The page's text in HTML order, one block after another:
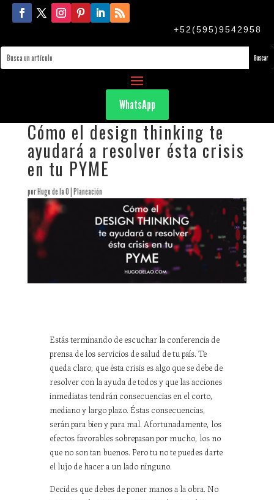
+52(595)9542958
WhatsApp
Cómo el design thinking te
ayudará a resolver ésta crisis
en tu PYME
porHugo de la O |Planeación
Estás terminando de escuchar la conferencia de
prensa de los servicios de salud de tu país. Te
queda claro, que ésta crisis es algo que se debe de
resolver con la ayuda de todos y que las acciones
inmediatas tendrán consecuencias en el corto,
mediano y largo plazo. Éstas consecuencias,
serán para bien y para mal. Afortunadamente, los
efectos favorables sobrepasan por mucho, los no
que no son tan buenos. Pero tu no te puedes darte
el lujo de hacer a un lado ninguno.
Decides que debes de poner manos a la obra. No